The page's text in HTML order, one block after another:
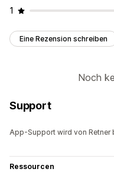
1
Eine Rezension schreiben
Noch
Support
App-Support wird von Retner
Ressourcen